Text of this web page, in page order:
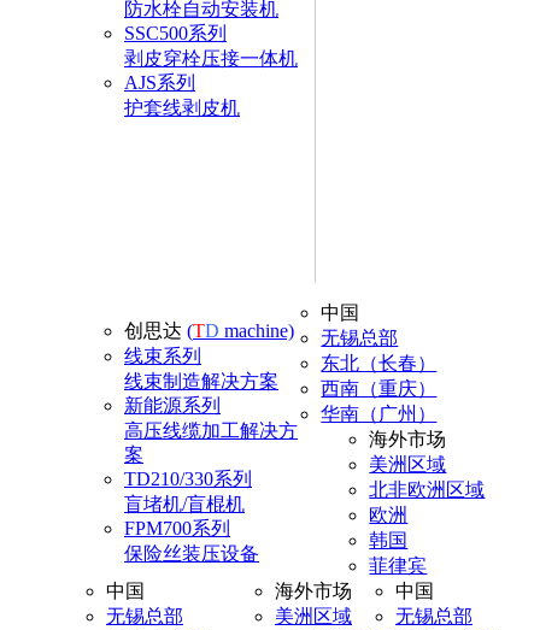
防水栓自动安装机
SSC500系列
剥皮穿栓压接一体机
AJS系列
护套线剥皮机
创思达 (TD machine)
线束系列
线束制造解决方案
新能源系列
高压线缆加工解决方
案
TD210/330系列
盲堵机/盲棍机
FPM700系列
保险丝装压设备
中国
无锡总部
东北（长春）
西南（重庆）
华南（广州）
海外市场
美洲区域
北非欧洲区域
欧洲
韩国
菲律宾
中国
无锡总部
海外市场
美洲区域
中国
无锡总部